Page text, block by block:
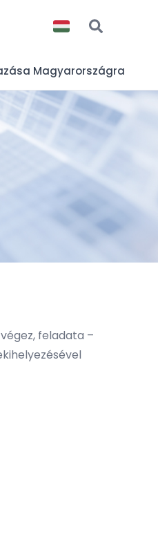
Magyarországra
feladata –